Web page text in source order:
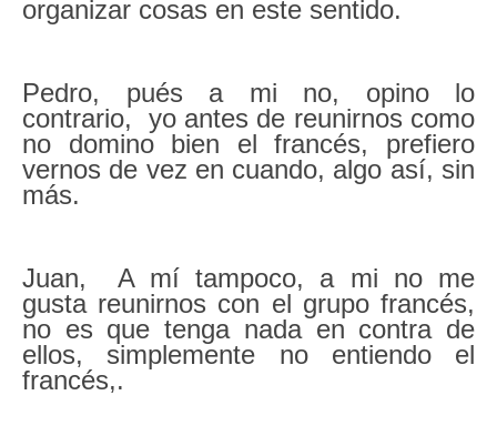
organizar cosas en este sentido.
Pedro, pués a mi no, opino lo
contrario, yo antes de reunirnos como
no domino bien el francés, prefiero
vernos de vez en cuando, algo así, sin
más.
Juan, A mí tampoco, a mi no me
gusta reunirnos con el grupo francés,
no es que tenga nada en contra de
ellos, simplemente no entiendo el
francés,.